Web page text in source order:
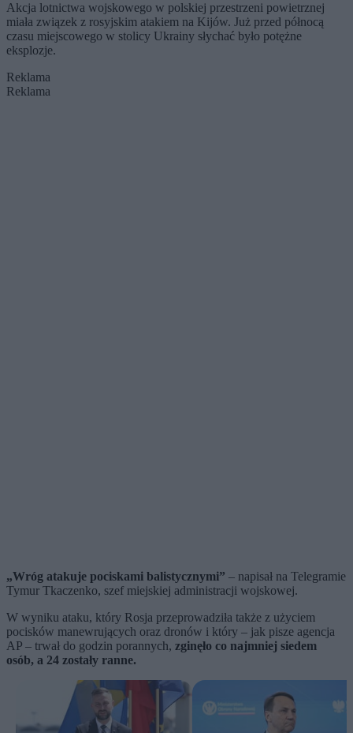
Akcja lotnictwa wojskowego w polskiej przestrzeni powietrznej
miała związek z rosyjskim atakiem na Kijów. Już przed północą
czasu miejscowego w stolicy Ukrainy słychać było potężne
eksplozje.
Reklama
Reklama
„Wróg atakuje pociskami balistycznymi” – napisał na Telegramie
Tymur Tkaczenko, szef miejskiej administracji wojskowej.
W wyniku ataku, który Rosja przeprowadziła także z użyciem
pocisków manewrujących oraz dronów i który – jak pisze agencja
AP – trwał do godzin porannych, zginęło co najmniej siedem
osób, a 24 zostały ranne.